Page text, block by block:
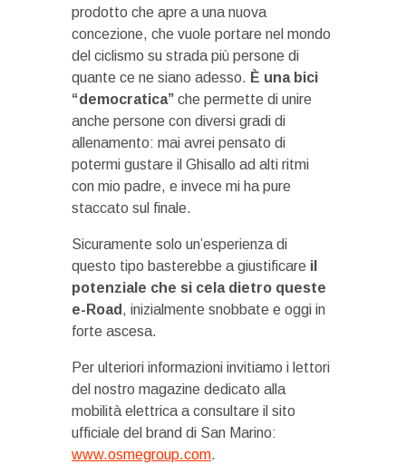
prodotto che apre a una nuova
concezione, che vuole portare nel mondo
del ciclismo su strada più persone di
quante ce ne siano adesso. È una bici
“democratica” che permette di unire
anche persone con diversi gradi di
allenamento: mai avrei pensato di
potermi gustare il Ghisallo ad alti ritmi
con mio padre, e invece mi ha pure
staccato sul finale.
Sicuramente solo un’esperienza di
questo tipo basterebbe a giustificare il
potenziale che si cela dietro queste
e-Road , inizialmente snobbate e oggi in
forte ascesa.
Per ulteriori informazioni invitiamo i lettori
del nostro magazine dedicato alla
mobilità elettrica a consultare il sito
ufficiale del brand di San Marino:
www.osmegroup.com.